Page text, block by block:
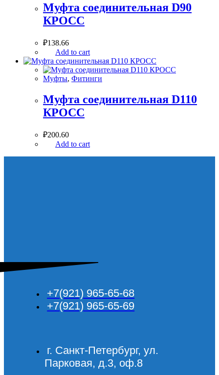
Муфта соединительная D90
КРОСС
₽138.66
Add to cart
Муфты, Фитинги
Муфта соединительная D110
КРОСС
₽200.60
Add to cart
+7(921) 965-65-68
+7(921) 965-65-69
г. Санкт-Петербург, ул.
Парковая, д.3, оф.8